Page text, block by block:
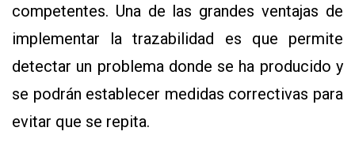
competentes. Una de las grandes ventajas de
implementar la trazabilidad es que permite
detectar un problema donde se ha producido y
se podrán establecer medidas correctivas para
evitar que se repita.